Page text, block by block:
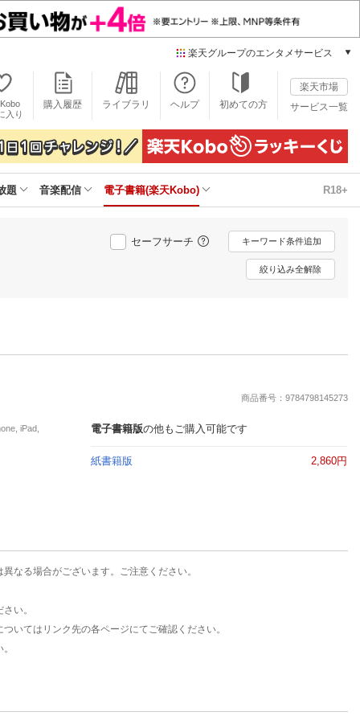
楽天グループのエンタメサービス
本/ゲーム/CD/DVD
楽天ブックス
電子書籍
楽天Kobo
雑誌読み放題
楽天ミュージック
動画配信
楽天TV
動画配信ガイド
推し楽
入り
購入履歴 ライブラリ ヘルプ 初めての方
楽天市場
サービス一覧
題 音楽配信 電子書籍(楽天Kobo) R18+
セーフサーチ キーワード条件追加
絞り込み全解除
商品番号：9784798145273
iPad,
電子書籍版の他もご購入可能です
紙書籍版 2,860円
なる場合がございます。ご注意ください。
い。
いてはリンク先の各ページにてご確認ください。